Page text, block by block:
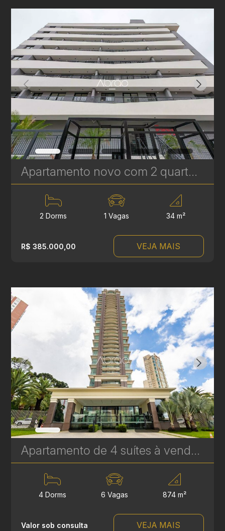
Apartamento novo com 2 quartos à Venda no Vila Izabel - 34 m² | Ref 647
2 Dorms 1 Vagas 34 m²
R$ 385.000,00 VEJA MAIS
Apartamento de 4 suítes à venda no Palazzo Lumini, Ecoville - 874 m² | Ref. 1767
4 Dorms 6 Vagas 874 m²
Valor sob consulta VEJA MAIS